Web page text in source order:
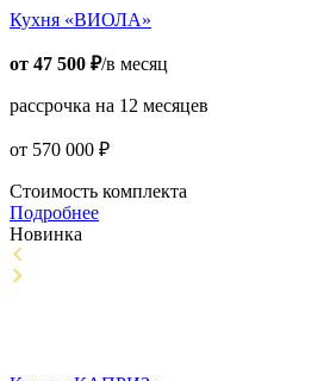
Кухня «ВИОЛА»
от 47 500 ₽/в месяц
рассрочка на 12 месяцев
от 570 000 ₽
Стоимость комплекта
Подробнее
Новинка